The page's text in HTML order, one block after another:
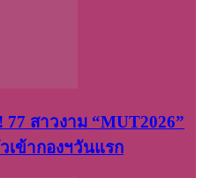
77 สาวงาม “MUT2026”
เข้ากองฯวันแรก